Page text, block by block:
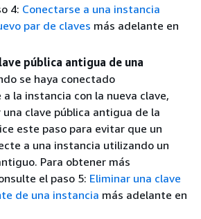
4: Conectarse a una instancia
par de claves más adelante en
pública antigua de una
se haya conectado
la instancia con la nueva clave,
clave pública antigua de la
este paso para evitar que un
a una instancia utilizando un
Para obtener más
el paso 5: Eliminar una clave
de una instancia más adelante en